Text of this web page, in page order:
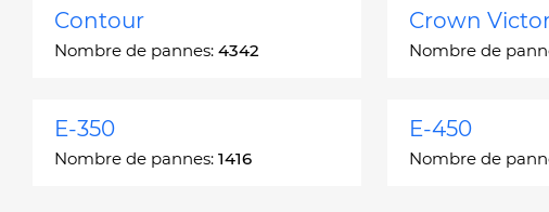
Contour
Nombre de pannes: 4342
Crown
Nombre de
E-350
Nombre de pannes: 1416
E-450
Nombre de